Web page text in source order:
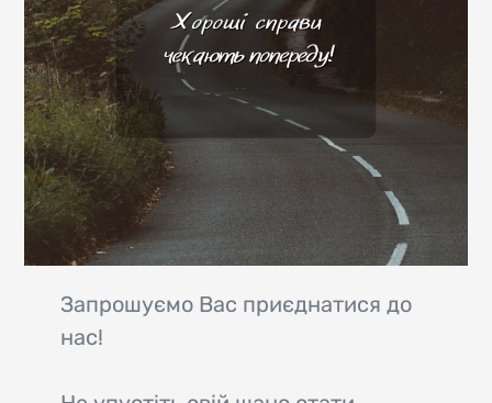
Запрошуємо Вас приєднатися до
нас!